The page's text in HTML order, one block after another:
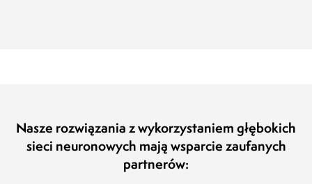
Nasze rozwiązania z wykorzystaniem głębokich
sieci neuronowych mają wsparcie zaufanych
partnerów: